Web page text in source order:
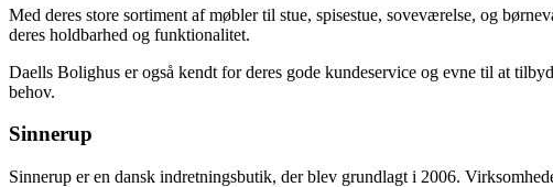
Med deres store sortiment af møbler til stue, spisestue, soveværelse, og
deres holdbarhed og funktionalitet.
Daells Bolighus er også kendt for deres gode kundeservice og evne til at
behov.
Sinnerup
Sinnerup er en dansk indretningsbutik, der blev grundlagt i 2006.